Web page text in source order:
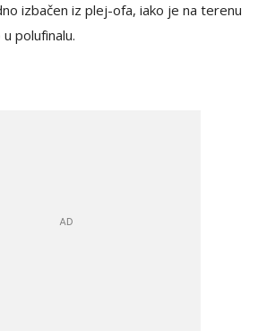
izbačen iz plej-ofa, iako je na terenu
polufinalu.